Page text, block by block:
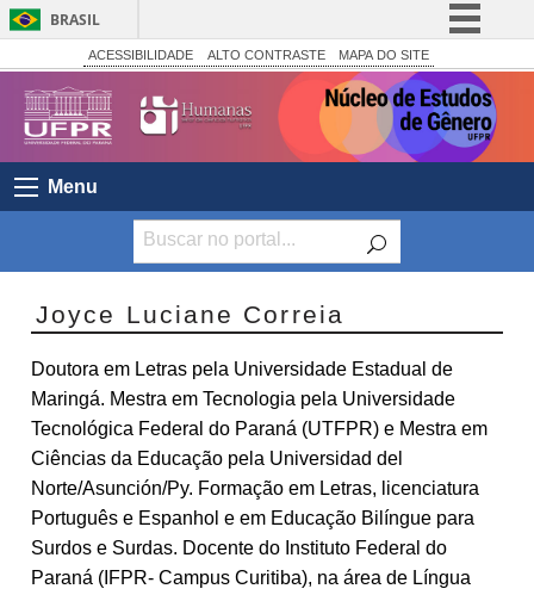
BRASIL
Simplifique!
Comunica BR
Participe
Legislação
Canais
ACESSIBILIDADE ALTO CONTRASTE MAPA DO SITE
Menu
Joyce Luciane Correia
Doutora em Letras pela Universidade Estadual de
Maringá. Mestra em Tecnologia pela Universidade
Tecnológica Federal do Paraná (UTFPR) e Mestra em
Ciências da Educação pela Universidad del
Norte/Asunción/Py. Formação em Letras, licenciatura
Português e Espanhol e em Educação Bilíngue para
Surdos e Surdas. Docente do Instituto Federal do
Paraná (IFPR- Campus Curitiba), na área de Língua